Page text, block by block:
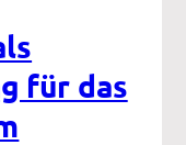
für das